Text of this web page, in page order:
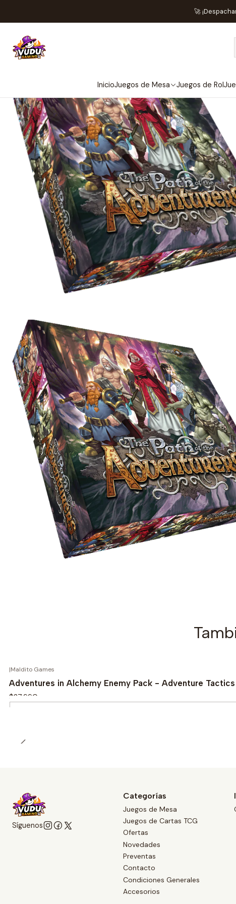
InicioJuegos de Mesa Juegos de Rol
🚀
Inicio
|Maldito Games
Adventures in Alchemy Enemy Pack - Adventure Tactics
$27.990
Síguenos
Categorías
Juegos de Mesa
Juegos de Cartas TCG
Ofertas
Novedades
Preventas
Contacto
Condiciones Generales
Accesorios